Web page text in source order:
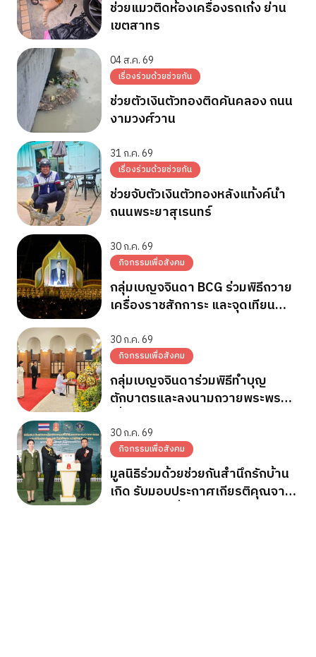
ช่วยแมวติดห้องเครื่องรถเก๋ง ย่าน
เขตสาทร
04 ส.ค. 69
เรื่องร่วมด้วยช่วยกัน
ช่วยตัวเงินตัวทองติดคันคลอง ถนน
งามวงศ์วาน
31 ก.ค. 69
เรื่องร่วมด้วยช่วยกัน
ช่วยจับตัวเงินตัวทองหลังแท้งค์น้ำ
ถนนพระยาสุเรนทร์
30 ก.ค. 69
กิจกรรมเพื่อสังคม
กลุ่มเบญจจินดา BCG ร่วมพิธีถวาย
เครื่องราชสักการะ และจุดเทียน
พระชนมพรรษา 28 ก.ค.2569
30 ก.ค. 69
กิจกรรมเพื่อสังคม
กลุ่มเบญจจินดาร่วมพิธีทำบุญ
ตักบาตรและลงนามถวายพระพร
พระบาทสมเด็จพระเจ้าอยู่หัว
30 ก.ค. 69
กิจกรรมเพื่อสังคม
มูลนิธิร่วมด้วยช่วยกันสำนึกรักบ้าน
เกิด รับมอบประกาศเกียรติคุณจาก